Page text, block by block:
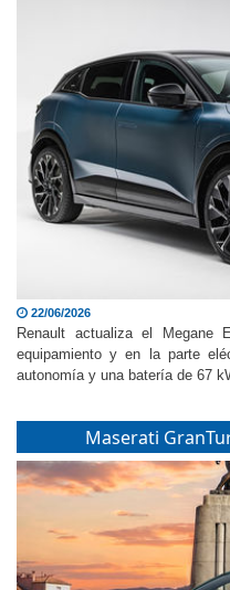
22/06/2026
Renault actualiza el Megane
equipamiento y en la parte
Maserati